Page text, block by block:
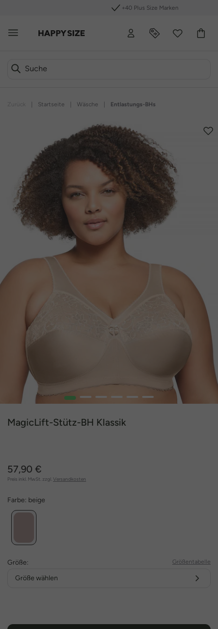
+40 Plus Size Marken
Startseite Wäsche Entlastungs-BHs
1 2 3 4 5 6
MagicLift-Stütz-BH Klassik
57,90 €
Preis inkl. MwSt. zzgl. Versandkosten
Farbe: beige
Größe: Größentabelle
Größe wählen